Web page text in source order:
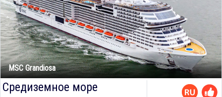
MSC Grandiosa
Средиземное море